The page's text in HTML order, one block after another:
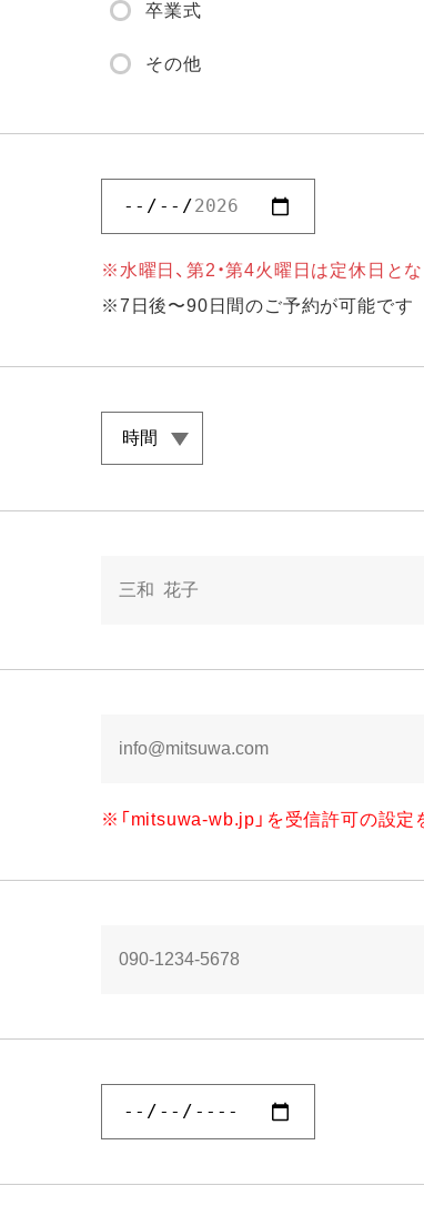
プラン
振袖レンタルプラン
卒業式
その他
※水曜日、第2・第4火曜日は定休日とな
※7日後〜90日間のご予約が可能です
※「mitsuwa-wb.jp」を受信許可の設定